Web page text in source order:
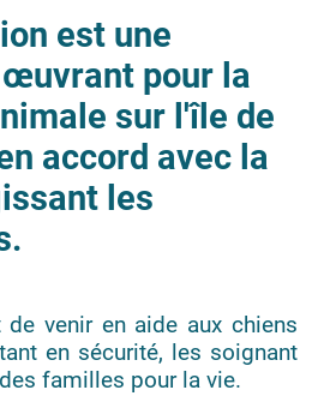
est une
pour la
sur l'île de
accord avec la
les
venir en aide aux chiens
en sécurité, les soignant
familles pour la vie.